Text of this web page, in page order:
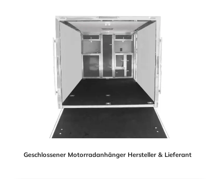
Geschlossener Motorradanhänger Hersteller & Lieferant